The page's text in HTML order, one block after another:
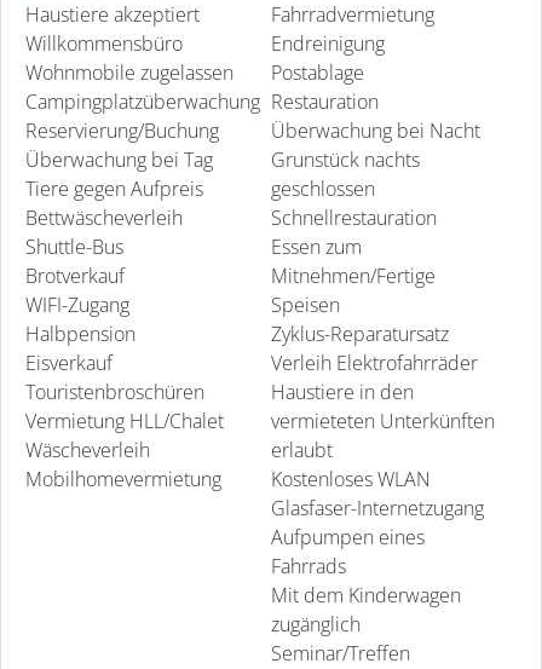
Haustiere akzeptiert
Willkommensbüro
Wohnmobile zugelassen
Campingplatzüberwachung
Reservierung/Buchung
Überwachung bei Tag
Tiere gegen Aufpreis
Bettwäscheverleih
Shuttle-Bus
Brotverkauf
WIFI-Zugang
Halbpension
Eisverkauf
Touristenbroschüren
Vermietung HLL/Chalet
Wäscheverleih
Mobilhomevermietung
Fahrradvermietung
Endreinigung
Postablage
Restauration
Überwachung bei Nacht
Grunstück nachts
geschlossen
Schnellrestauration
Essen zum
Mitnehmen/Fertige
Speisen
Zyklus-Reparatursatz
Verleih Elektrofahrräder
Haustiere in den
vermieteten Unterkünften
erlaubt
Kostenloses WLAN
Glasfaser-Internetzugang
Aufpumpen eines
Fahrrads
Mit dem Kinderwagen
zugänglich
Seminar/Treffen